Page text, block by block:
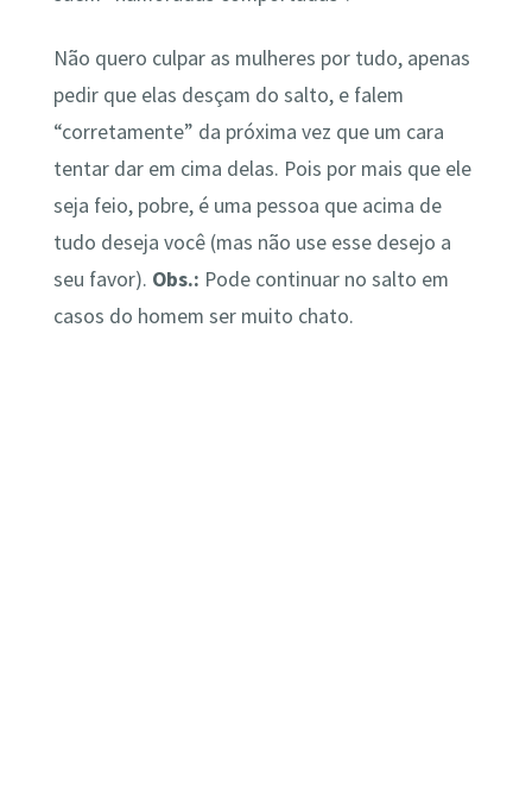
Não quero culpar as mulheres por tudo, apenas
pedir que elas desçam do salto, e falem
“corretamente” da próxima vez que um cara
tentar dar em cima delas. Pois por mais que ele
seja feio, pobre, é uma pessoa que acima de
tudo deseja você (mas não use esse desejo a
seu favor). Obs.: Pode continuar no salto em
casos do homem ser muito chato.